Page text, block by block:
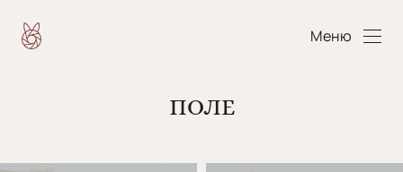
Меню
ПОЛЕ